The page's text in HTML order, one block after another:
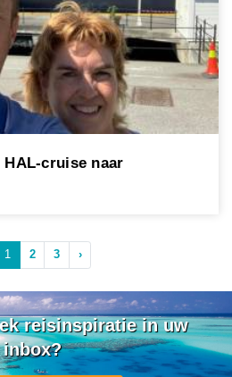
HAL-cruise naar
1 2 3 ›
reisinspiratie in uw
inbox?